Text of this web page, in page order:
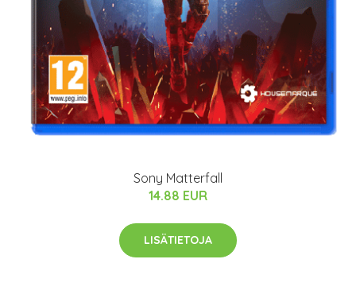
Sony Matterfall
14.88 EUR
LISÄTIETOJA